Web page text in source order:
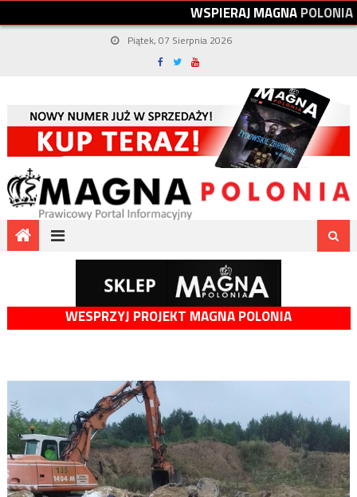
WSPIERAJMAGNAPOLONIA
Piątek, 07 Sierpnia 2026
WESPRZYJ PROJEKT MAGNA POLONIA